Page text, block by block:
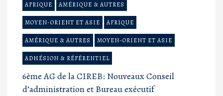
AFRIQUE AMÉRIQUE & AUTRES
MOYEN-ORIENT ET ASIE AFRIQUE
AMÉRIQUE & AUTRES MOYEN-ORIENT ET ASIE
ADHÉSION & RÉFÉRENTIEL
6ème AG de la CIREB: Nouveaux Conseil
d’administration et Bureau exécutif